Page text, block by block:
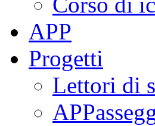
APP
Progetti
Lettori di